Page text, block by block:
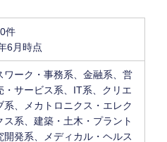
件
6月時点
ワーク・事務系、金融系、営
・サービス系、IT系、クリエ
系、メカトロニクス・エレク
ス系、建築・土木・プラント
開発系、メディカル・ヘルス